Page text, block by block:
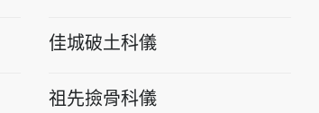
佳城破土科儀
祖先撿骨科儀